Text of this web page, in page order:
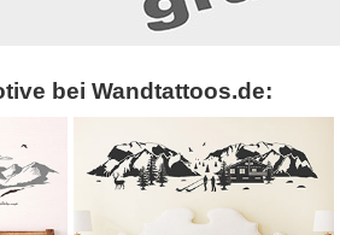
bei Wandtattoos.de: